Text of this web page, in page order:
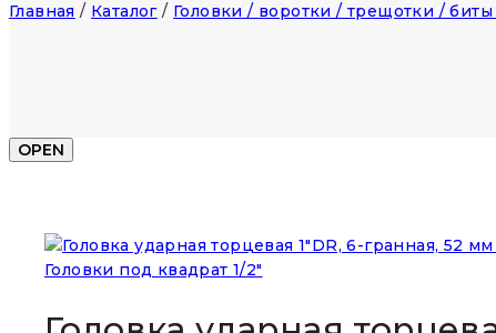
Главная / Каталог / Головки / воротки / трещотки / биты
OPEN
Головки под квадрат 1/2"